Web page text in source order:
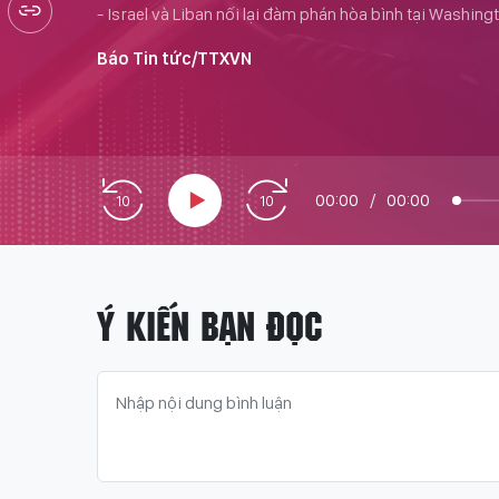
- Israel và Liban nối lại đàm phán hòa bình tại
Báo Tin tức/TTXVN
00:00 / 00:00
Ý KIẾN BẠN ĐỌC